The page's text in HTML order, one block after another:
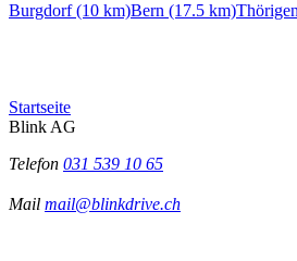
Burgdorf (10 km)Bern (17.5 km)
Startseite
Blink AG
Telefon 031 539 10 65
Mail mail@blinkdrive.ch